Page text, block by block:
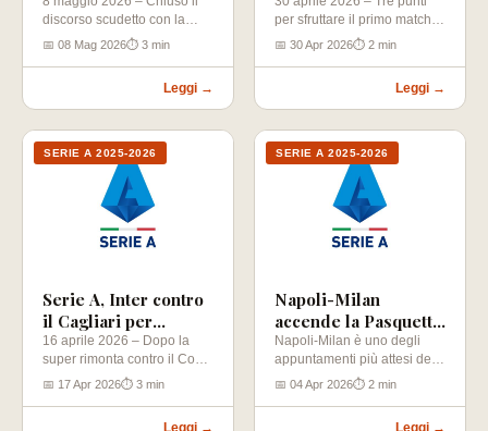
discorso scudetto con la
festa dell’Inter di
📅 08 Mag 2026⏱ 3 min
Leggi →
per sfruttare il primo match-
point scudetto, a prescindere
📅 30 Apr 2026⏱ 2 min
Leggi →
SERIE A 2025-2026
Serie A, Inter contro
il Cagliari per
ipotecare lo scudetto
16 aprile 2026 – Dopo la
super rimonta contro il Como
che ha permesso di
📅 17 Apr 2026⏱ 3 min
Leggi →
SERIE A 2025-2026
Napoli-Milan
accende la Pasquetta
di Serie A
Napoli-Milan è uno degli
appuntamenti più attesi della
31ª giornata di Serie A. La…
📅 04 Apr 2026⏱ 2 min
Leggi →